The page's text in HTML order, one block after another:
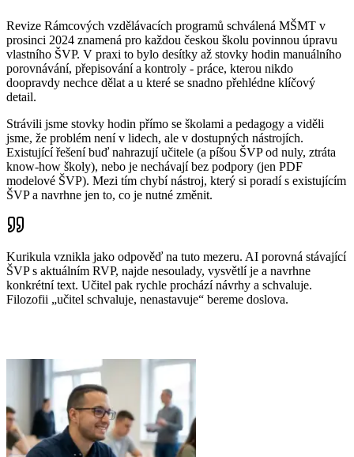
Revize Rámcových vzdělávacích programů schválená MŠMT v
prosinci 2024 znamená pro každou českou školu povinnou úpravu
vlastního ŠVP. V praxi to bylo desítky až stovky hodin manuálního
porovnávání, přepisování a kontroly - práce, kterou nikdo
doopravdy nechce dělat a u které se snadno přehlédne klíčový
detail.
Strávili jsme stovky hodin přímo se školami a pedagogy a viděli
jsme, že problém není v lidech, ale v dostupných nástrojích.
Existující řešení buď nahrazují učitele (a píšou ŠVP od nuly, ztráta
know-how školy), nebo je nechávají bez podpory (jen PDF
modelové ŠVP). Mezi tím chybí nástroj, který si poradí s existujícím
ŠVP a navrhne jen to, co je nutné změnit.
Kurikula vznikla jako odpověď na tuto mezeru. AI porovná stávající
ŠVP s aktuálním RVP, najde nesoulady, vysvětlí je a navrhne
konkrétní text. Učitel pak rychle prochází návrhy a schvaluje.
Filozofii „učitel schvaluje, nenastavuje“ bereme doslova.